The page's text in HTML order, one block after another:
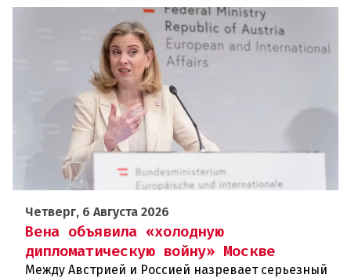
Четверг, 6 Августа 2026
Вена объявила «холодную
дипломатическую войну» Москве
Между Австрией и Россией назревает серьезный